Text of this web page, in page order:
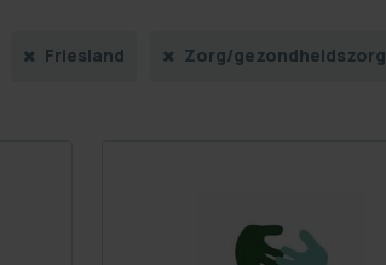
Friesland Zorg/gezondheidszorg